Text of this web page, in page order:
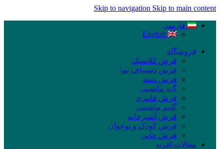
Skip to navigation Skip to main content
فارسی
English
فروشگاه
فرش کلاسیک
فرش دستباف نما
فرش پتینه
گبه ماشینی
فرش فانتزی
گلیم ماشینی
فرش آشپزخانه
فرش کودک و نوجوان
فرش چاپی
مقالات افرند